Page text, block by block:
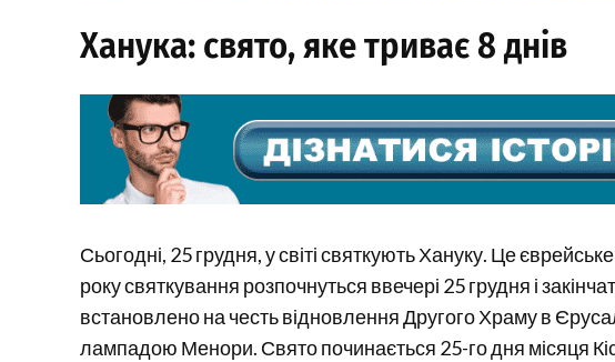
Ханука: свято, яке триває 8 днів
Сьогодні, 25 грудня, у світі святкують Хануку. Це
року святкування розпочнуться ввечері 25 грудня і
встановлено на честь відновлення Другого Храму в
лампадою Менори. Свято починається 25-го дня місяця